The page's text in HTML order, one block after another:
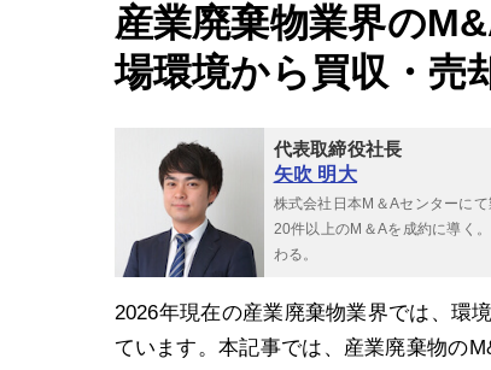
産業廃棄物業界の
場環境から買収・売
代表取締役社長
矢吹 明大
株式会社日本M＆Aセンターに
20件以上のM＆Aを成約に導く
わる。
2026年現在の産業廃棄物業界では、環
ています。本記事では、産業廃棄物の